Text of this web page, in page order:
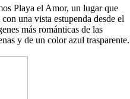
Playa el Amor, un lugar que
una vista estupenda desde el
más románticas de las
y de un color azul trasparente.